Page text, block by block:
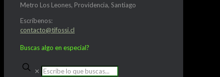
Metro Los Leones, Providencia, Santiago
Escríbenos:
contacto@tifossi.cl
Buscas algo en especial?
✕